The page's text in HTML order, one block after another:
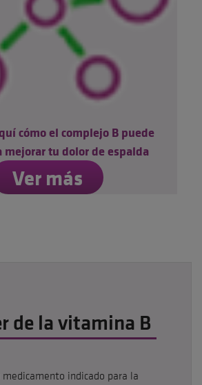
cómo el complejo B puede
mejorar tu dolor de espalda
Ver más
de la vitamina B
indicado para la